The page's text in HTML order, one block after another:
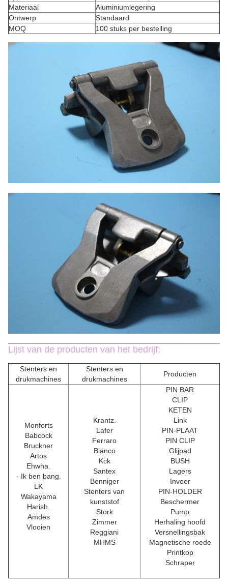
Materiaal
Aluminiumlegering
Ontwerp
Standaard
MOQ
100 stuks per bestelling
Lijst van de producten van het bedrijf:
Stenters en
drukmachines
Stenters en
drukmachines
Producten
Monforts
Babcock
Bruckner
Artos
Ehwha.
- Ik ben bang.
LK
Wakayama
Harish.
Amdes
Vlooien
Krantz.
Lafer
Ferraro
Bianco
Kck
Santex
Benniger
Stenters van
kunststof
Stork
Zimmer
Reggiani
MHMS
PIN BAR
CLIP
KETEN
Link
PIN-PLAAT
PIN CLIP
Glijpad
BUSH
Lagers
Invoer
PIN-HOLDER
Beschermer
Pump
Herhaling hoofd
Versnellingsbak
Magnetische roede
Printkop
Schraper